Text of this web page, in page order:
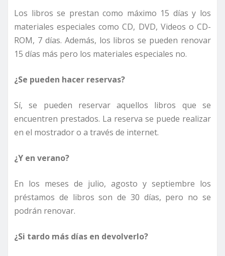
Los libros se prestan como máximo 15 días y los
materiales especiales como CD, DVD, Videos o CD-
ROM, 7 días. Además, los libros se pueden renovar
15 días más pero los materiales especiales no.
¿Se pueden hacer reservas?
Sí, se pueden reservar aquellos libros que se
encuentren prestados. La reserva se puede realizar
en el mostrador o a través de internet.
¿Y en verano?
En los meses de julio, agosto y septiembre los
préstamos de libros son de 30 días, pero no se
podrán renovar.
¿Si tardo más días en devolverlo?